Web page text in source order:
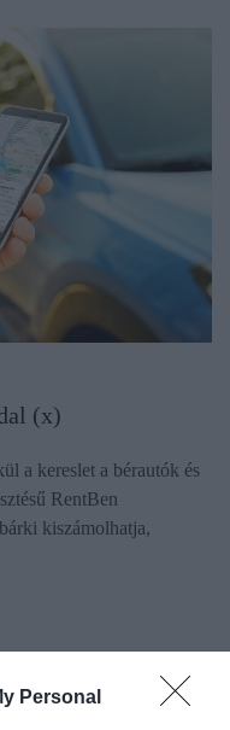
Personal
(x)
a kereslet a bérautók és
RentBen
kiszámolhatja,